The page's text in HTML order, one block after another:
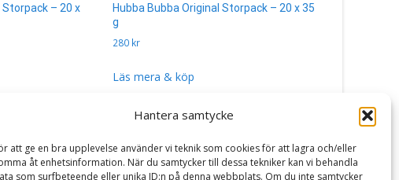
Hantera samtycke
att ge en bra upplevelse använder vi teknik som cookies för att lagra och/eller
åt enhetsinformation. När du samtycker till dessa tekniker kan vi behandla
som surfbeteende eller unika ID:n på denna webbplats. Om du inte samtycker
Storpack – 20 x
Hubba Bubba Original Storpack – 20 x 35
g
280 kr
Läs mera & köp